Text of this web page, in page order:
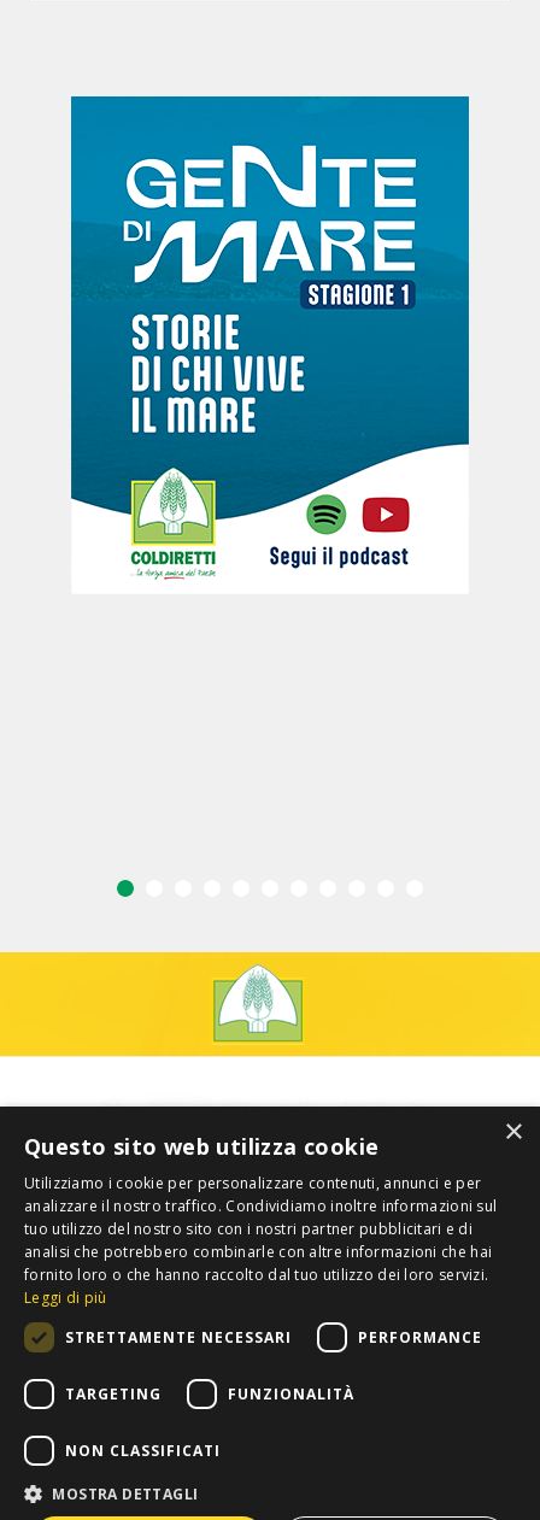
×
Questo sito web utilizza cookie
Utilizziamo i cookie per personalizzare contenuti, annunci e per
analizzare il nostro traffico. Condividiamo inoltre informazioni sul
tuo utilizzo del nostro sito con i nostri partner pubblicitari e di
analisi che potrebbero combinarle con altre informazioni che hai
fornito loro o che hanno raccolto dal tuo utilizzo dei loro servizi.
Leggi di più
STRETTAMENTE NECESSARI
PERFORMANCE
TARGETING FUNZIONALITÀ
NON CLASSIFICATI
MOSTRA DETTAGLI